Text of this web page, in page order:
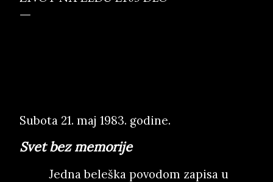
Subota 21. maj 1983. godine.
Svet bez memorije
Jedna beleška povodom zapisa u